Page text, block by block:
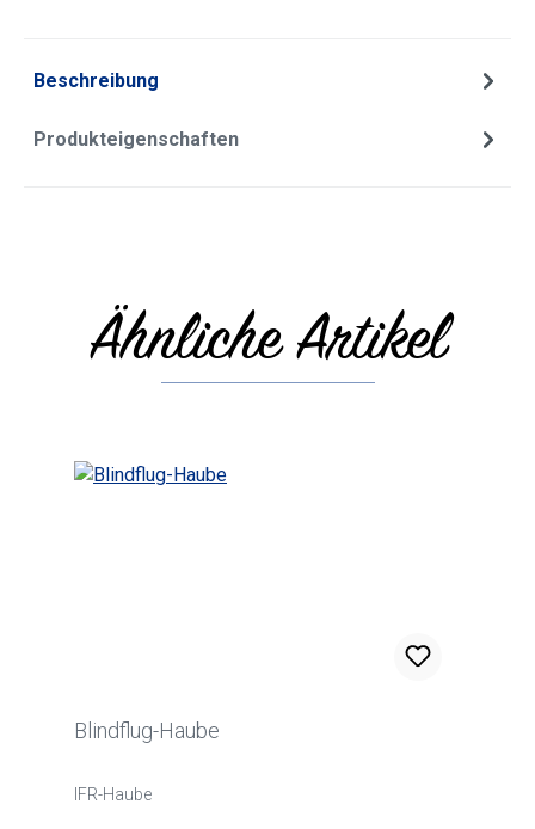
Beschreibung
Produkteigenschaften
Produktgalerie überspringen
Ähnliche Artikel
Blindflug-Haube
IFR-Haube